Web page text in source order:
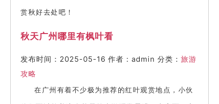
赏秋好去处吧！
秋天广州哪里有枫叶看
发布时间：2025-05-16 作者：admin 分类： 旅游
攻略
在广州有着不少极为推荐的红叶观赏地点，小伙